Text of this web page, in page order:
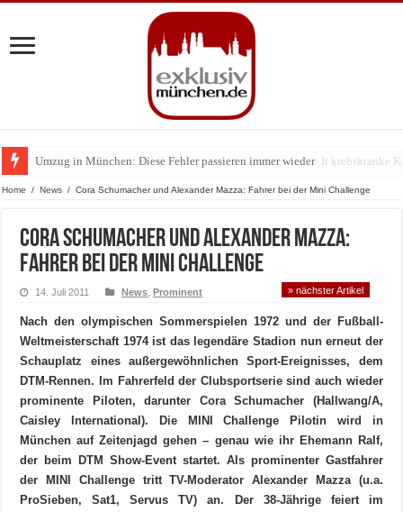
Umzug in München: Diese Fehler passieren immer wieder
Zu Gast im Fränk’ness: Sternekoch Alexander Herrmann lädt krebskranke
Home / News / Cora Schumacher und Alexander Mazza: Fahrer bei der Mini Challenge
Cora Schumacher und Alexander Mazza:
Fahrer bei der Mini Challenge
14. Juli 2011 News ,Prominent » nächster Artikel
Nach den olympischen Sommerspielen 1972 und der Fußball-
Weltmeisterschaft 1974 ist das legendäre Stadion nun erneut der
Schauplatz eines außergewöhnlichen Sport-Ereignisses, dem
DTM-Rennen. Im Fahrerfeld der Clubsportserie sind auch wieder
prominente Piloten, darunter Cora Schumacher (Hallwang/A,
Caisley International). Die MINI Challenge Pilotin wird in
München auf Zeitenjagd gehen – genau wie ihr Ehemann Ralf,
der beim DTM Show-Event startet. Als prominenter Gastfahrer
der MINI Challenge tritt TV-Moderator Alexander Mazza (u.a.
ProSieben, Sat1, Servus TV) an. Der 38-Jährige feiert im